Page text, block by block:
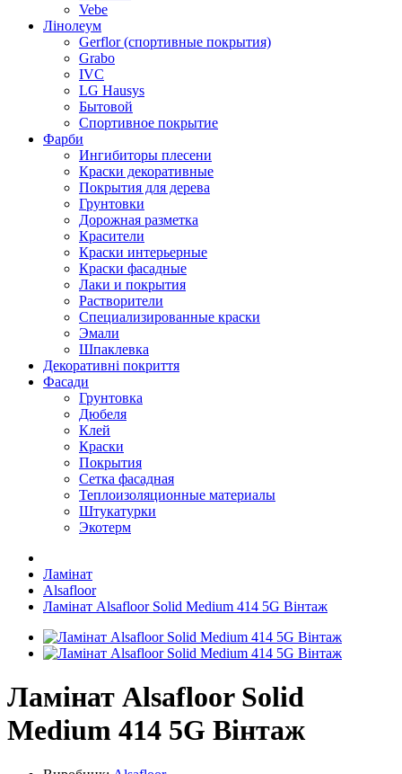
Vebe
Лінолеум
Gerflor (спортивные покрытия)
Grabo
IVC
LG Hausys
Бытовой
Спортивное покрытие
Фарби
Ингибиторы плесени
Краски декоративные
Покрытия для дерева
Грунтовки
Дорожная разметка
Красители
Краски интерьерные
Краски фасадные
Лаки и покрытия
Растворители
Специализированные краски
Эмали
Шпаклевка
Декоративні покриття
Фасади
Грунтовка
Дюбеля
Клей
Краски
Покрытия
Сетка фасадная
Теплоизоляционные материалы
Штукатурки
Экотерм
Ламінат
Alsafloor
Ламінат Alsafloor Solid Medium 414 5G Вінтаж
Ламінат Alsafloor Solid
Medium 414 5G Вінтаж